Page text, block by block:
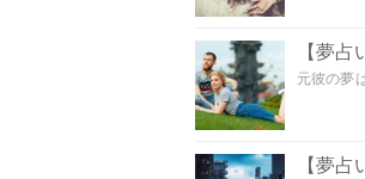
【夢
元彼の夢
【夢